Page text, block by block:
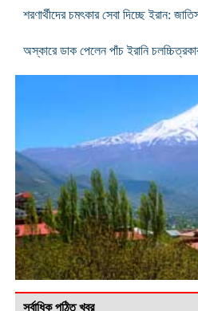
শরণার্থীদের চমৎকার সেবা দিচ্ছে ইরান:
অস্কারে ডাক পেলেন পাঁচ ইরানি
সর্বাধিক পঠিত খবর